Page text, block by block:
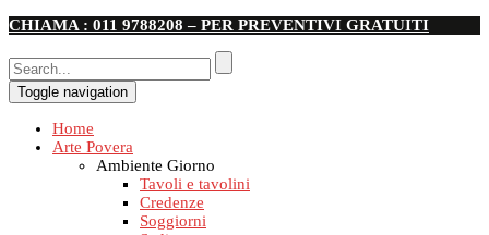
CHIAMA : 011 9788208 – PER PREVENTIVI GRATUITI
Toggle navigation
Home
Arte Povera
Ambiente Giorno
Tavoli e tavolini
Credenze
Soggiorni